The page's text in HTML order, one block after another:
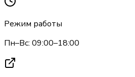
Режим работы
Пн–Вс: 09:00–18:00